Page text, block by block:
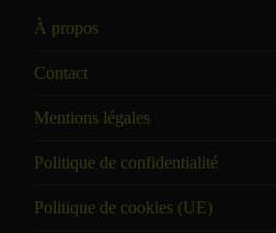
À propos
Contact
Mentions légales
Politique de confidentialité
Politique de cookies (UE)